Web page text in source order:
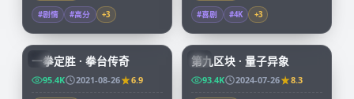
#剧情 #高分 +3 #喜剧 #4K +3
KR
96:07
一拳定胜 · 拳台传奇
95.4K 2021-08-26 6.9
CN
99:49
第九区块 · 量子异象
93.4K 2024-07-26 8.3